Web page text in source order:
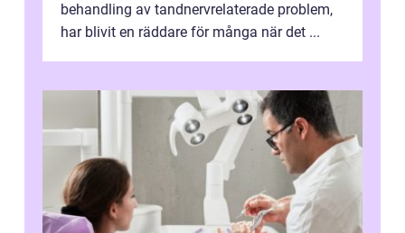
behandling av tandnervrelaterade problem,
har blivit en räddare för många när det ...